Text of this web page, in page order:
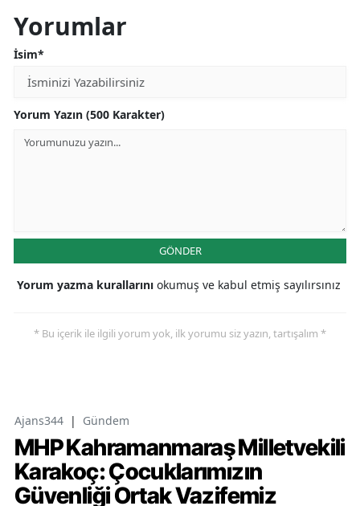
Yorumlar
İsim*
Yorum Yazın (500 Karakter)
GÖNDER
Yorum yazma kurallarını okumuş ve kabul etmiş sayılırsınız
* Bu içerik ile ilgili yorum yok, ilk yorumu siz yazın, tartışalım *
Ajans344 | Gündem
MHP Kahramanmaraş Milletvekili
Karakoç: Çocuklarımızın
Güvenliği Ortak Vazifemiz